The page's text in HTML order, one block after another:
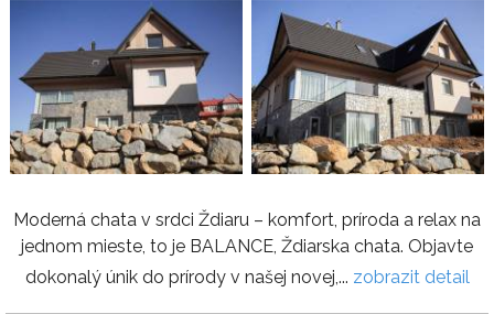
Moderná chata v srdci Ždiaru – komfort, príroda a relax na
jednom mieste, to je BALANCE, Ždiarska chata. Objavte
dokonalý únik do prírody v našej novej,... zobrazit detail